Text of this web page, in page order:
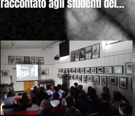
raccontato agli studenti del
Liceo De Nicola di Se